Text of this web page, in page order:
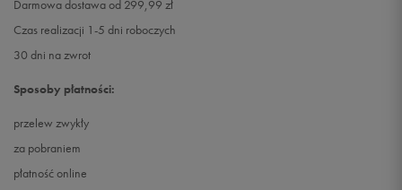
Darmowa dostawa od 299,99 zł
Czas realizacji 1-5 dni roboczych
30 dni na zwrot
Sposoby płatności:
przelew zwykły
za pobraniem
płatność online